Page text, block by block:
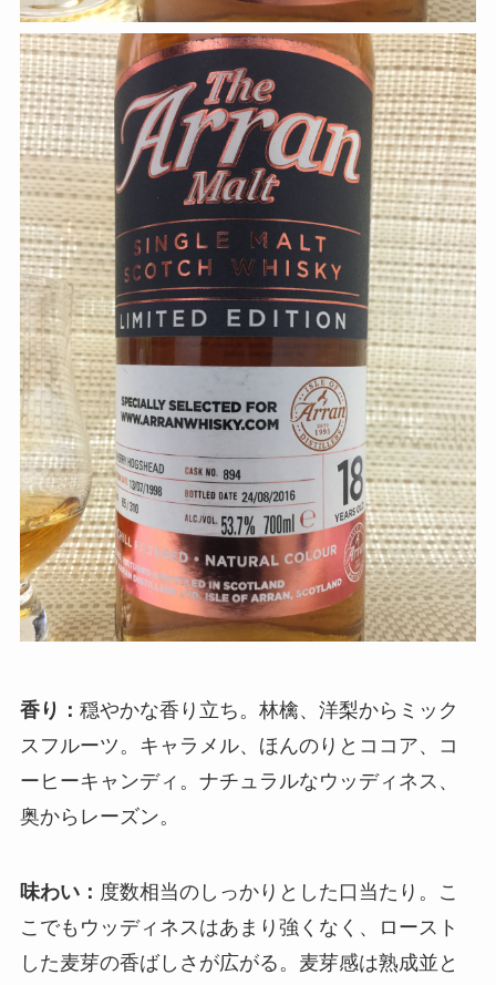
香り： 穏やかな香り立ち。林檎、洋梨からミック
スフルーツ。キャラメル、ほんのりとココア、コ
ーヒーキャンディ。ナチュラルなウッディネス、
奥からレーズン。
味わい： 度数相当のしっかりとした口当たり。こ
こでもウッディネスはあまり強くなく、ロースト
した麦芽の香ばしさが広がる。麦芽感は熟成並と